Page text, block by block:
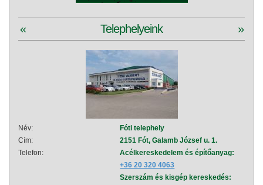
Telephelyeink
« »
Név:
Fóti telephely
Cím:
2151 Fót, Galamb József u. 1.
Telefon:
Acélkereskedelem és építőanyag:
+36 20 320 4063
Szerszám és kisgép kereskedés: